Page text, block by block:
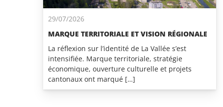
29/07/2026
MARQUE TERRITORIALE ET VISION RÉGIONALE
La réflexion sur l’identité de La Vallée s’est
intensifiée. Marque territoriale, stratégie
économique, ouverture culturelle et projets
cantonaux ont marqué […]